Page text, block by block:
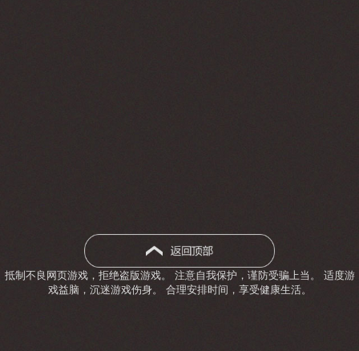
抵制不良网页游戏，拒绝盗版游戏。 注意自我保护，谨防受骗上当。 适度游
戏益脑，沉迷游戏伤身。 合理安排时间，享受健康生活。